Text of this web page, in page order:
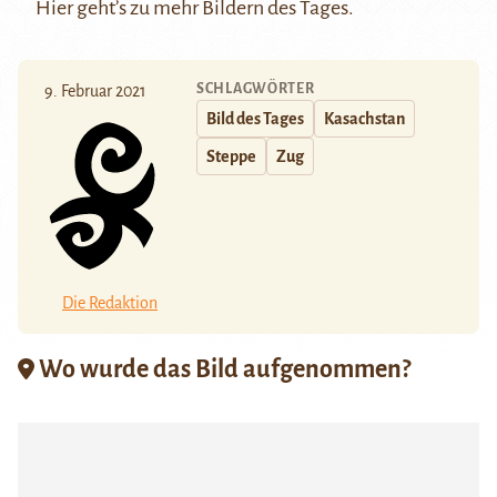
Hiergeht’s zu mehr Bildern des Tages.
9. Februar 2021
Die Redaktion
SCHLAGWÖRTER
Bild des Tages Kasachstan
Steppe Zug
Wo wurde das Bild aufgenommen?